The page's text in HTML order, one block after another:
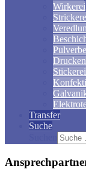
Wirkerei
Drucken
Stickerei
Transfer
Suche